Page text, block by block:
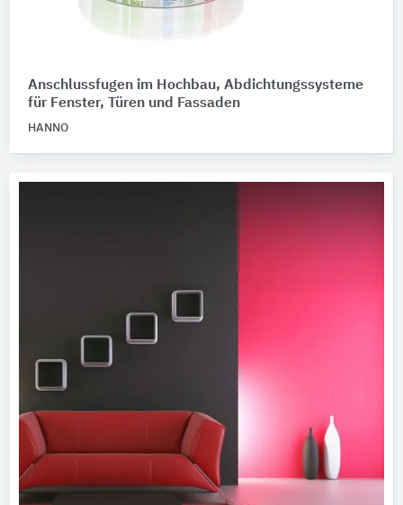
Anschlussfugen im Hochbau, Abdichtungssysteme
für Fenster, Türen und Fassaden
HANNO